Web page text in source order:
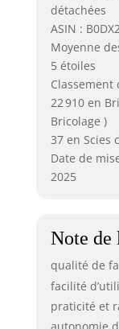
détachées
ASIN :
Moyenne
5 étoiles
Classement
22 910 en
Bricolage )
37 en Scies
Date de
2025
Note de
qualité de
facilité
praticité et